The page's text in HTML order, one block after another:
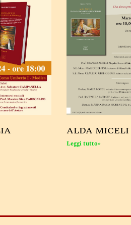
ALDA MICELI
Leggi tutto»